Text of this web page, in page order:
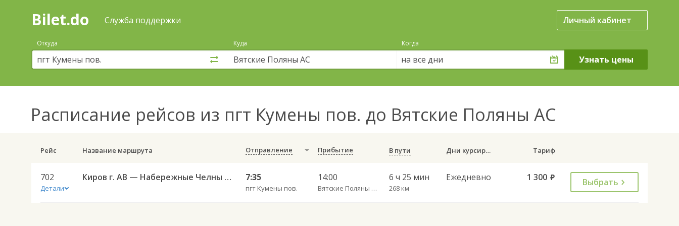
Поиск
покупка
билетов
автобус
онлайн
Bilet.do Служба поддержки Личный кабинет
Откуда Куда Когда
на все дни
Расписание рейсов из пгт Кумены пов. до Вятские Поляны АС
Рейс Название маршрута Отправление Прибытие В пути Дни курсирования Тариф
702
Детали
Киров г. АВ — Набережные Челны АВ 702 7:35
пгт Кумены пов.
14:00
Вятские Поляны АС
6 ч 25 мин
268 км
Ежедневно 1 300 руб. Выбрать